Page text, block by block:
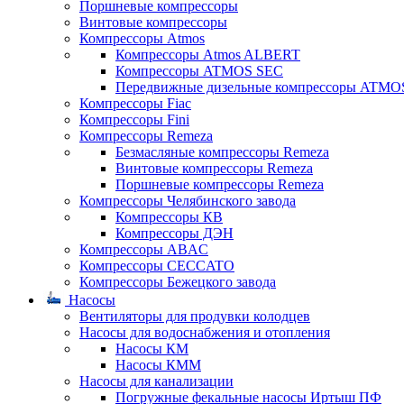
Поршневые компрессоры
Винтовые компрессоры
Компрессоры Atmos
Компрессоры Atmos ALBERT
Компрессоры ATMOS SEC
Передвижные дизельные компрессоры
Компрессоры Fiac
Компрессоры Fini
Компрессоры Remeza
Безмасляные компрессоры Remeza
Винтовые компрессоры Remeza
Поршневые компрессоры Remeza
Компрессоры Челябинского завода
Компрессоры КВ
Компрессоры ДЭН
Компрессоры ABAC
Компрессоры CECCATO
Компрессоры Бежецкого завода
Насосы
Вентиляторы для продувки колодцев
Насосы для водоснабжения и отопления
Насосы КМ
Насосы КММ
Насосы для канализации
Погружные фекальные насосы Иртыш ПФ